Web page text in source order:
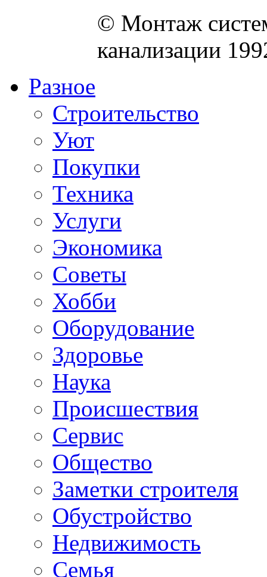
© Монтаж
канализации
Разное
Строительство
Уют
Покупки
Техника
Услуги
Экономика
Советы
Хобби
Oборудование
Здоровье
Наука
Происшествия
Сервис
Общество
Заметки строителя
Обустройство
Недвижимость
Семья